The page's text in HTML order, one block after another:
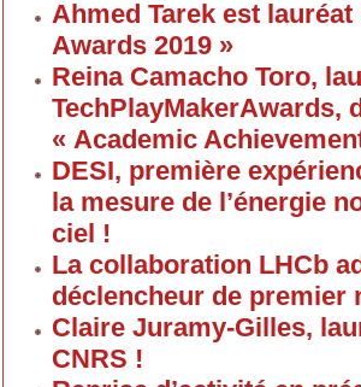
Ahmed Tarek est
Awards 2019 »
Reina Camacho Toro,
TechPlayMakerAwards,
« Academic
DESI, première
la mesure de l’énergie
ciel !
La collaboration LHCb
déclencheur de premier
Claire Juramy-Gilles,
CNRS !